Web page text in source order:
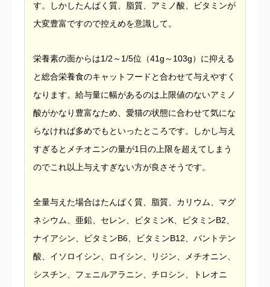
す。しかしたんぱく質、脂質、アミノ酸、ビタミンが
大変豊富ですので控えめを意識して。
栄養素の面からは1/2～1/5位（41g～103g）に抑える
と総合栄養食のキャットフードと合わせて与えやすく
なります。給与量に幅があるのは上限値のないアミノ
酸がかなり豊富なため、愛猫の状態に合わせて気にな
らなければ多めでもといったところです。しかし与え
すぎるとメチオニンの量が1日の上限を超えてしまう
のでこれ以上与えすぎない方が良さそうです。
全量与えた場合はたんぱく質、脂質、カリウム、マグ
ネシウム、亜鉛、セレン、ビタミンK、ビタミンB2、
ナイアシン、ビタミンB6、ビタミンB12、パントテン
酸、イソロイシン、ロイシン、リジン、メチオニン、
シスチン、フェニルアラニン、チロシン、トレオニ